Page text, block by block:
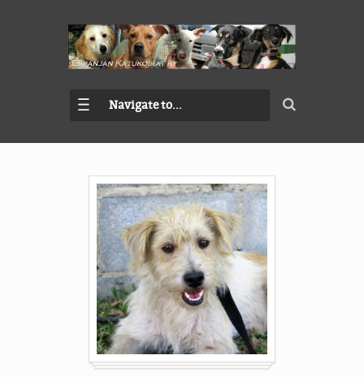
Navigate to...